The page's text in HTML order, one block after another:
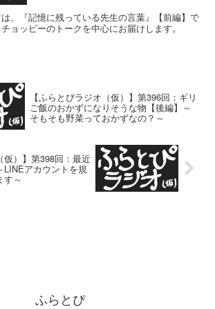
、『記憶に残っている先生の言葉』【前編】で
ョッピーのトークを中心にお届けします。
【ふらとぴラジオ（仮）】第396回：ギリ
ご飯のおかずになりそうな物【後編】～
そもそも野菜っておかずなの？～
仮）】第398回：最近
LINEアカウントを規
す～
ふらとぴ